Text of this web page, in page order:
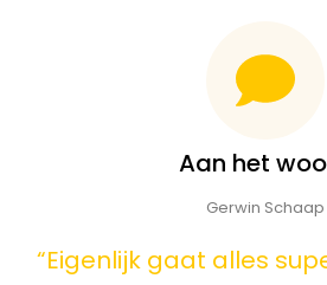
Aan het
Gerwin Schaap
“Eigenlijk gaat alles